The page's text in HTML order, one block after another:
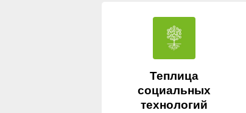
Теплица
социальных
технологий